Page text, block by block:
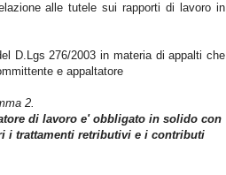
alle tutele sui rapporti di lavoro in
D.Lgs 276/2003 in materia di appalti che
e appaltatore
2.
di lavoro e' obbligato in solido con
i trattamenti retributivi e i contributi